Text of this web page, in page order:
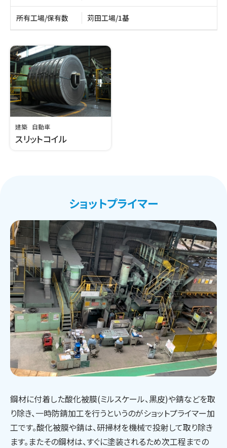
所有工場/保有数 苅田工場/1基
建築 自動車
スリットコイル
ショットプライマー
鋼材に付着した酸化被膜(ミルスケール、黒皮)や錆などを取
り除き、一時防錆加工を行うというのがショットプライマー加
工です。酸化被膜や錆は、研掃材を機械で投射して取り除き
ます。またその鋼材は、すぐに塗装されるため次工程までの